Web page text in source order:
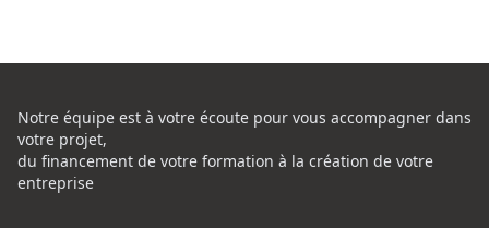
Notre équipe est à votre écoute pour vous accompagner dans
votre projet,
du financement de votre formation à la création de votre
entreprise